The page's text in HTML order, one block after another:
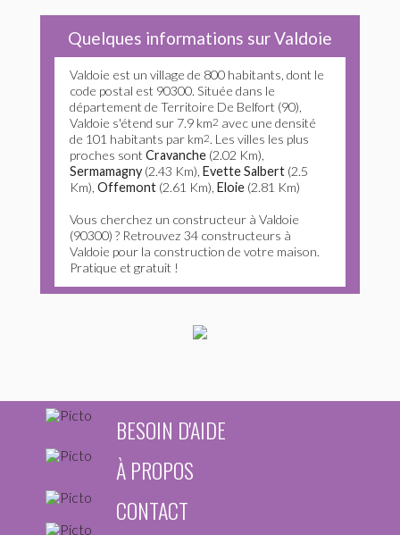
Quelques informations sur Valdoie
Valdoie est un village de 800 habitants, dont le
code postal est 90300. Située dans le
département de Territoire De Belfort (90),
Valdoie s'étend sur 7.9 km2 avec une densité
de 101 habitants par km2. Les villes les plus
proches sontCravanche (2.02 Km),
Sermamagny (2.43 Km),Evette Salbert (2.5
Km),Offemont (2.61 Km),Eloie (2.81 Km)
Vous cherchez un constructeur à Valdoie
(90300) ? Retrouvez 34 constructeurs à
Valdoie pour la construction de votre maison.
Pratique et gratuit !
BESOIN D'AIDE
À PROPOS
CONTACT